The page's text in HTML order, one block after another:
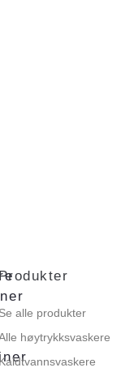
Produkter
Se alle produkter
høytrykksvaskere
Kaldtvannsvaskere